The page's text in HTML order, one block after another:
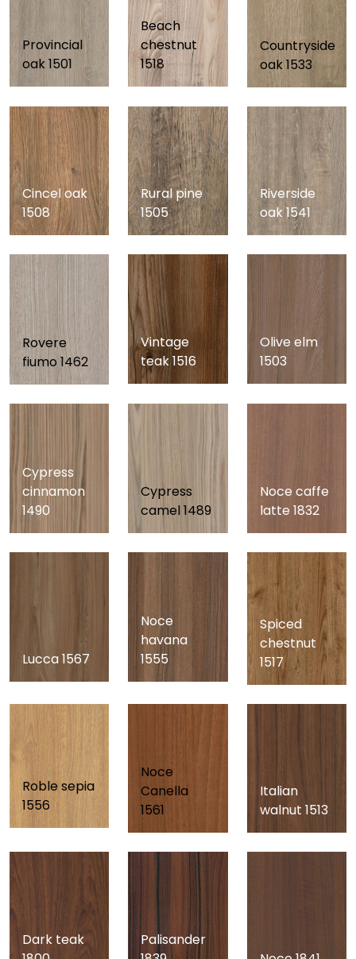
Provincial
oak 1501
Beach
chestnut
1518
Countryside
oak 1533
Cincel oak
1508
Rural pine
1505
Riverside
oak 1541
Rovere
fiumo 1462
Vintage
teak 1516
Olive elm
1503
Cypress
cinnamon
1490
Cypress
camel 1489
Noce caffe
latte 1832
Lucca 1567
Noce
havana
1555
Spiced
chestnut
1517
Roble sepia
1556
Noce
Canella
1561
Italian
walnut 1513
Dark teak
Palisander